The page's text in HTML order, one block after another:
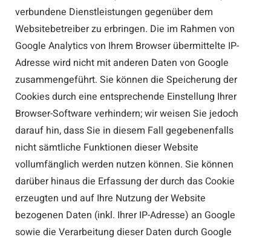
verbundene Dienstleistungen gegenüber dem
Websitebetreiber zu erbringen. Die im Rahmen von
Google Analytics von Ihrem Browser übermittelte IP-
Adresse wird nicht mit anderen Daten von Google
zusammengeführt. Sie können die Speicherung der
Cookies durch eine entsprechende Einstellung Ihrer
Browser-Software verhindern; wir weisen Sie jedoch
darauf hin, dass Sie in diesem Fall gegebenenfalls
nicht sämtliche Funktionen dieser Website
vollumfänglich werden nutzen können. Sie können
darüber hinaus die Erfassung der durch das Cookie
erzeugten und auf Ihre Nutzung der Website
bezogenen Daten (inkl. Ihrer IP-Adresse) an Google
sowie die Verarbeitung dieser Daten durch Google